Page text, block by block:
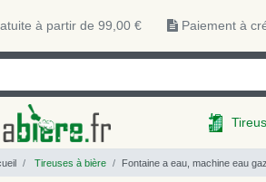
à partir de 99,00 € Paiement à
Tireuses à bière Fontaine a eau, machine eau